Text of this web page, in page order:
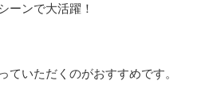
ーンで大活躍！
いただくのがおすすめです。